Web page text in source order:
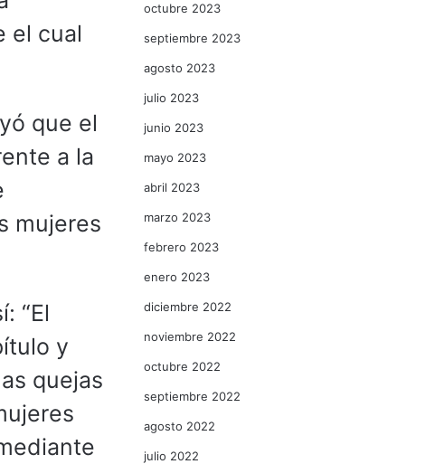
el cual
que el
a la
mujeres
“El
y
quejas
octubre 2023
septiembre 2023
agosto 2023
julio 2023
junio 2023
mayo 2023
abril 2023
marzo 2023
febrero 2023
enero 2023
diciembre 2022
noviembre 2022
octubre 2022
septiembre 2022
agosto 2022
julio 2022